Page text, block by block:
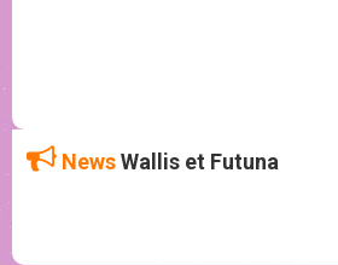
NewsWallis et Futuna